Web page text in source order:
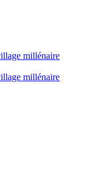
millénaire
millénaire